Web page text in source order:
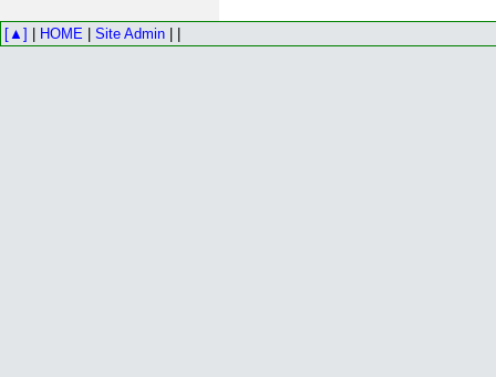
[▲] HOME Site Admin